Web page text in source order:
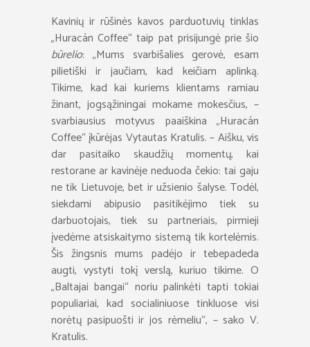
Kavinių ir rūšinės kavos parduotuvių tinklas
„Huracán Coffee“ taip pat prisijungė prie šio
būrelio: „Mums svarbišalies gerovė, esam
pilietiški ir jaučiam, kad keičiam aplinką.
Tikime, kad kai kuriems klientams ramiau
žinant, jogsąžiningai mokame mokesčius, –
svarbiausius motyvus paaiškina „Huracán
Coffee“ įkūrėjas Vytautas Kratulis. – Aišku, vis
dar pasitaiko skaudžių momentų, kai
restorane ar kavinėje neduoda čekio: tai gaju
ne tik Lietuvoje, bet ir užsienio šalyse. Todėl,
siekdami abipusio pasitikėjimo tiek su
darbuotojais, tiek su partneriais, pirmieji
įvedėme atsiskaitymo sistemą tik kortelėmis.
Šis žingsnis mums padėjo ir tebepadeda
augti, vystyti tokį verslą, kuriuo tikime. O
„Baltajai bangai“ noriu palinkėti tapti tokiai
populiariai, kad socialiniuose tinkluose visi
norėtų pasipuošti ir jos rėmeliu“, – sako V.
Kratulis.